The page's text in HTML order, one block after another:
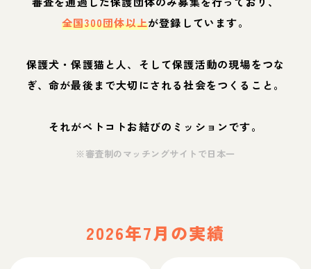
全国300団体以上が登録しています。
保護犬・保護猫と人、そして保護活動の現場をつな
ぎ、命が最後まで大切にされる社会をつくること。
それがペトコトお結びのミッションです。
※審査制のマッチングサイトで日本一
2026年7月の実績